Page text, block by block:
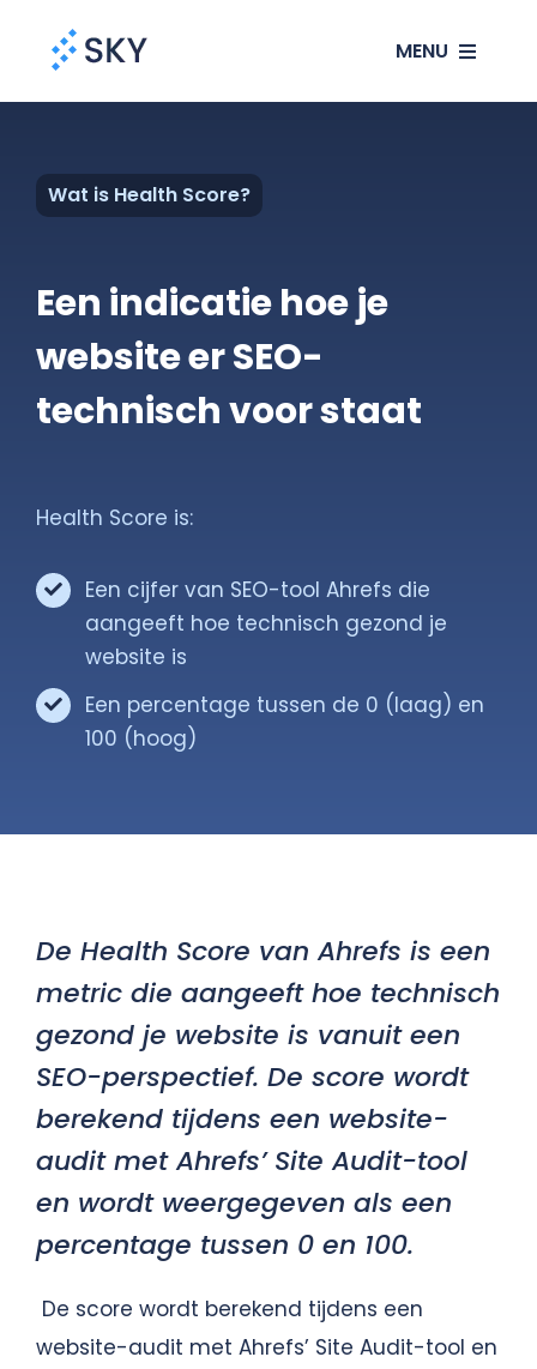
inhoud
MENU
Klanten
Gratis Scan
Wat is Health Score?
Een indicatie hoe je
website er SEO-
technisch voor staat
Health Score is:
Een cijfer van SEO-tool Ahrefs die
aangeeft hoe technisch gezond je
website is
Een percentage tussen de 0 (laag) en
100 (hoog)
De Health Score van Ahrefs is een
metric die aangeeft hoe technisch
gezond je website is vanuit een
SEO-perspectief. De score wordt
berekend tijdens een website-
audit met Ahrefs’ Site Audit-tool
en wordt weergegeven als een
percentage tussen 0 en 100.
De score wordt berekend tijdens een
website-audit met Ahrefs’ Site Audit-tool en